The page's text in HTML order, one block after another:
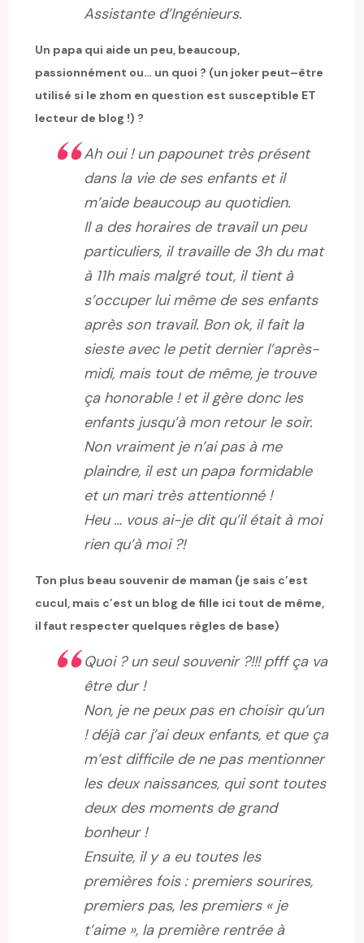
Assistante d’Ingénieurs.
Un papa qui aide un peu, beaucoup,
passionnément ou… un quoi ? (un joker peut–être
utilisé si le zhom en question est susceptible ET
lecteur de blog !) ?
Ah oui ! un papounet très présent
dans la vie de ses enfants et il
m’aide beaucoup au quotidien.
Il a des horaires de travail un peu
particuliers, il travaille de 3h du mat
à 11h mais malgré tout, il tient à
s’occuper lui même de ses enfants
après son travail. Bon ok, il fait la
sieste avec le petit dernier l’après-
midi, mais tout de même, je trouve
ça honorable ! et il gère donc les
enfants jusqu’à mon retour le soir.
Non vraiment je n’ai pas à me
plaindre, il est un papa formidable
et un mari très attentionné !
Heu … vous ai-je dit qu’il était à moi
rien qu’à moi ?!
Ton plus beau souvenir de maman (je sais c’est
cucul, mais c’est un blog de fille ici tout de même,
il faut respecter quelques règles de base)
Quoi ? un seul souvenir ?!!! pfff ça va
être dur !
Non, je ne peux pas en choisir qu’un
! déjà car j’ai deux enfants, et que ça
m’est difficile de ne pas mentionner
les deux naissances, qui sont toutes
deux des moments de grand
bonheur !
Ensuite, il y a eu toutes les
premières fois : premiers sourires,
premiers pas, les premiers « je
t’aime », la première rentrée à